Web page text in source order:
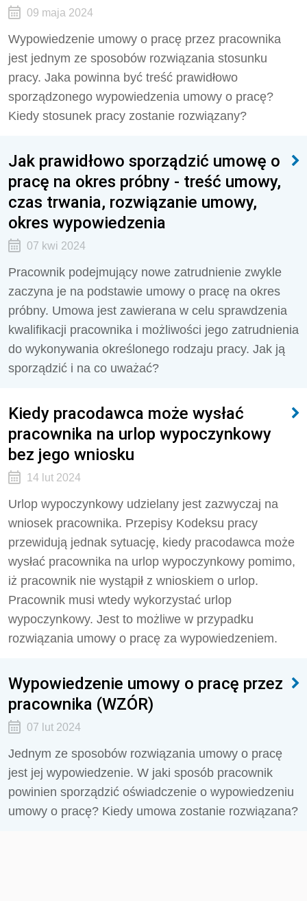
09 maja 2024
Wypowiedzenie umowy o pracę przez pracownika
jest jednym ze sposobów rozwiązania stosunku
pracy. Jaka powinna być treść prawidłowo
sporządzonego wypowiedzenia umowy o pracę?
Kiedy stosunek pracy zostanie rozwiązany?
Jak prawidłowo sporządzić umowę o
pracę na okres próbny - treść umowy,
czas trwania, rozwiązanie umowy,
okres wypowiedzenia
07 kwi 2024
Pracownik podejmujący nowe zatrudnienie zwykle
zaczyna je na podstawie umowy o pracę na okres
próbny. Umowa jest zawierana w celu sprawdzenia
kwalifikacji pracownika i możliwości jego zatrudnienia
do wykonywania określonego rodzaju pracy. Jak ją
sporządzić i na co uważać?
Kiedy pracodawca może wysłać
pracownika na urlop wypoczynkowy
bez jego wniosku
14 lut 2024
Urlop wypoczynkowy udzielany jest zazwyczaj na
wniosek pracownika. Przepisy Kodeksu pracy
przewidują jednak sytuację, kiedy pracodawca może
wysłać pracownika na urlop wypoczynkowy pomimo,
iż pracownik nie wystąpił z wnioskiem o urlop.
Pracownik musi wtedy wykorzystać urlop
wypoczynkowy. Jest to możliwe w przypadku
rozwiązania umowy o pracę za wypowiedzeniem.
Wypowiedzenie umowy o pracę przez
pracownika (WZÓR)
07 lut 2024
Jednym ze sposobów rozwiązania umowy o pracę
jest jej wypowiedzenie. W jaki sposób pracownik
powinien sporządzić oświadczenie o wypowiedzeniu
umowy o pracę? Kiedy umowa zostanie rozwiązana?